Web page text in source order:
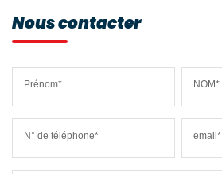
Nous contacter
Prénom* NOM*
N° de téléphone* email*